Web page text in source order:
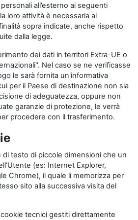
all’esterno ai seguenti
loro attività è necessaria al
sopra indicate, anche rispetto
dalla legge.
dei dati in territori Extra-UE o
Nel caso se ne verificasse
le sarà fornita un'informativa
per il Paese di destinazione non sia
di adeguatezza, oppure non
garanzie di protezione, le verrà
procedere con il trasferimento.
testo di piccole dimensioni che un
(es: Internet Explorer,
Chrome), il quale li memorizza per
sito alla successiva visita del
tecnici gestiti direttamente